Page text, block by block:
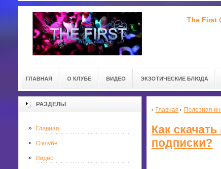
The First
ГЛАВНАЯ О КЛУБЕ ВИДЕО ЭКЗОТИЧЕСКИЕ БЛЮДА
РАЗДЕЛЫ
Главная
О клубе
Видео
Главная Полезная
Как
подписки?